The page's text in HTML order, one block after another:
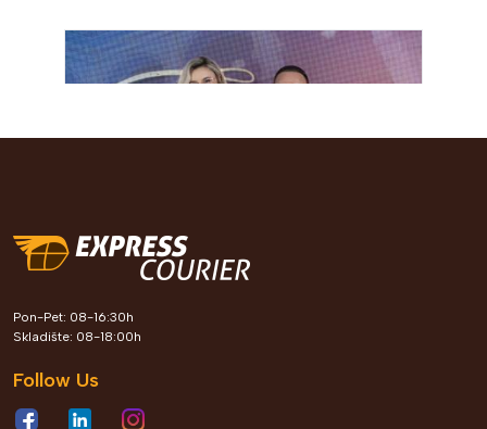
Express Courier kroz Leader
Roots program gradi generaciju
poslovnu budućnost Bosne i
Hercegovine
Pon-Pet: 08-16:30h
Skladište: 08-18:00h
Follow Us